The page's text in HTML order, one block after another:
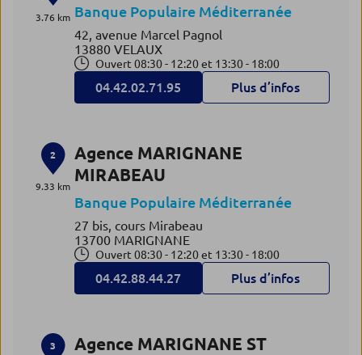
3.76 km Banque Populaire Méditerranée
42, avenue Marcel Pagnol
13880 VELAUX
Ouvert 08:30 - 12:20 et 13:30 - 18:00
04.42.02.71.95 Plus d’infos
2
9.33 km
Agence MARIGNANE
MIRABEAU
Banque Populaire Méditerranée
27 bis, cours Mirabeau
13700 MARIGNANE
Ouvert 08:30 - 12:20 et 13:30 - 18:00
04.42.88.44.27 Plus d’infos
3
Agence MARIGNANE ST